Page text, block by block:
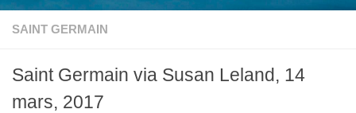
SAINT GERMAIN
Saint Germain via Susan Leland, 14
mars, 2017